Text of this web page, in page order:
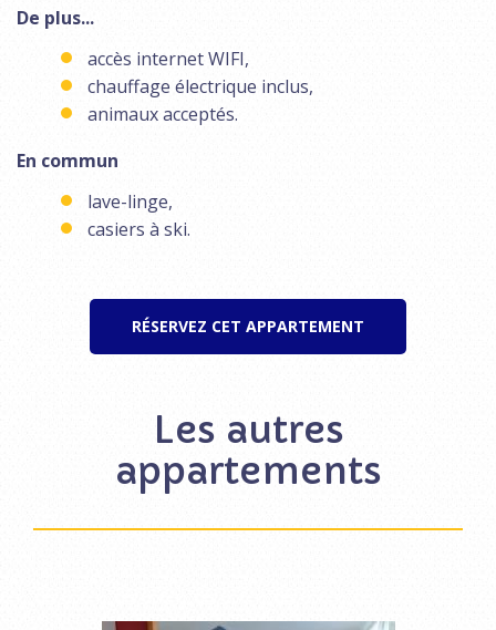
De plus...
accès internet WIFI,
chauffage électrique inclus,
animaux acceptés.
En commun
lave-linge,
casiers à ski.
RÉSERVEZ CET APPARTEMENT
Les autres
appartements